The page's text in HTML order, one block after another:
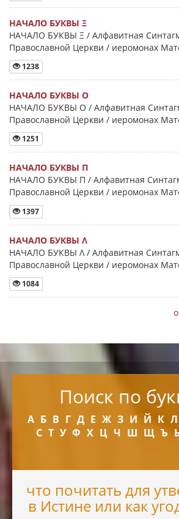
НАЧАЛО БУКВЫ Ξ
НАЧАЛО БУКВЫ Ξ / Алфавитная
Православной Церкви / иеромонах
1238
НАЧАЛО БУКВЫ Ο
НАЧАЛО БУКВЫ Ο / Алфавитная
Православной Церкви / иеромонах
1251
НАЧАЛО БУКВЫ Π
НАЧАЛО БУКВЫ Π / Алфавитная
Православной Церкви / иеромонах
1397
НАЧАЛО БУКВЫ Λ
НАЧАЛО БУКВЫ Λ / Алфавитная
Православной Церкви / иеромонах
1084
Поиск по
А Б В Г Д Е Ж З И Й К Л
С Т У Ф Х Ц Ч Ш Щ Ъ
что почитать для
в Истине или как